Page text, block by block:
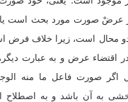
عرضْ صورت مورد بحث است یا
محال است، زیرا خلاف فرض
اقتضاء عرض و به عبارت
صورت فاعل ما منه
به آن باشد و به اصطلاح